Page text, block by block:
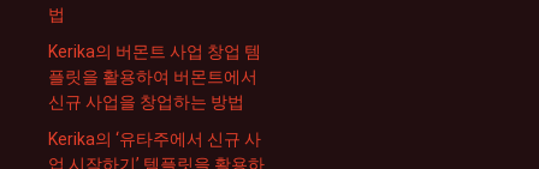
법
Kerika의 버몬트 사업 창업 템
플릿을 활용하여 버몬트에서
신규 사업을 창업하는 방법
Kerika의 ‘유타주에서 신규 사
업 시작하기’ 템플릿을 활용하